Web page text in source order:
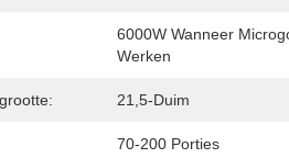
6000W Wanneer
Werken
21,5-Duim
70-200 Porties